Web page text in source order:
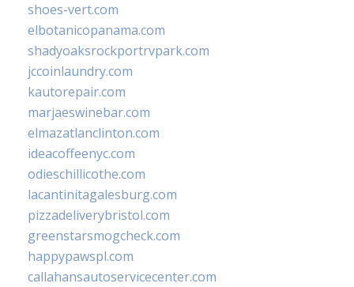
shoes-vert.com
elbotanicopanama.com
shadyoaksrockportrvpark.com
jccoinlaundry.com
kautorepair.com
marjaeswinebar.com
elmazatlanclinton.com
ideacoffeenyc.com
odieschillicothe.com
lacantinitagalesburg.com
pizzadeliverybristol.com
greenstarsmogcheck.com
happypawspl.com
callahansautoservicecenter.com